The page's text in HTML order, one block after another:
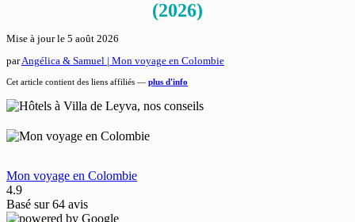
(2026)
Mise à jour le 5 août 2026
parAngélica & Samuel | Mon voyage en Colombie
Cet article contient des liens affiliés — plus d'info
Mon voyage en Colombie
4.9
Basé sur64 avis